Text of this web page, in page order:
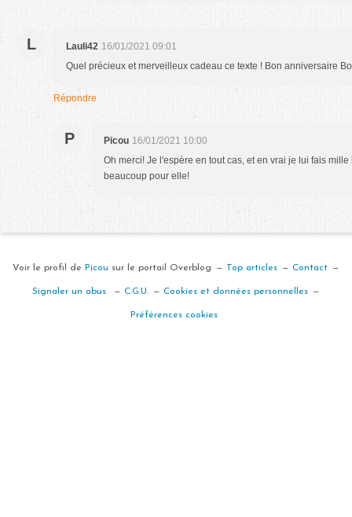
L Lauli42 16/01/2021 09:01
Quel précieux et merveilleux cadeau ce texte ! Bon anniversaire
Répondre
P Picou 16/01/2021 10:00
Oh merci! Je l'espère en tout cas, et en vrai je lui fais
beaucoup pour elle!
Voir le profil de Picou sur le portail Overblog Top articles Contact
Signaler un abus C.G.U. Cookies et données personnelles
Préférences cookies